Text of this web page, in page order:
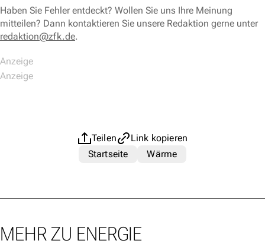
Haben Sie Fehler entdeckt? Wollen Sie uns Ihre Meinung
mitteilen? Dann kontaktieren Sie unsere Redaktion gerne unter
redaktion@zfk.de.
Teilen
Link kopieren
Startseite
Wärme
MEHR ZU ENERGIE